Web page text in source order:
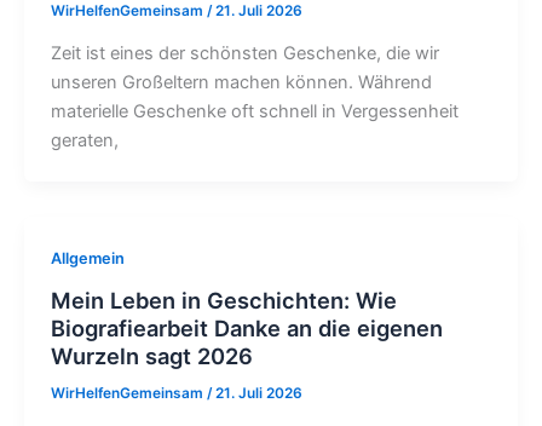
WirHelfenGemeinsam /21. Juli 2026
Zeit ist eines der schönsten Geschenke, die wir
unseren Großeltern machen können. Während
materielle Geschenke oft schnell in Vergessenheit
geraten,
Allgemein
Mein Leben in Geschichten: Wie
Biografiearbeit Danke an die eigenen
Wurzeln sagt 2026
WirHelfenGemeinsam /21. Juli 2026